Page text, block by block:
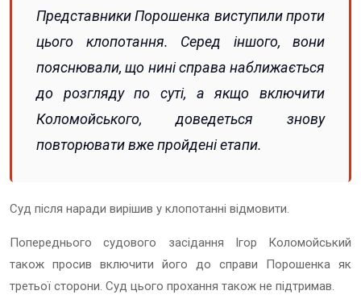
Представники Порошенка виступили проти
цього клопотання. Серед іншого, вони
пояснювали, що нині справа наближається
до розгляду по суті, а якщо включити
Коломойського, доведеться знову
повторювати вже пройдені етапи.
Суд після наради вирішив у клопотанні відмовити.
Попереднього судового засідання Ігор Коломойський
також просив включити його до справи Порошенка як
третьої сторони. Суд цього прохання також не підтримав.